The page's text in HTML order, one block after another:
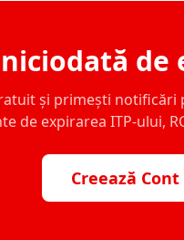
și primești notificări
de expirarea ITP-ului,
Creează